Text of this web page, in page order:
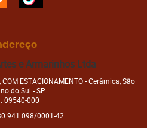
e Armarinhos Ltda
ESTACIONAMENTO-Cerâmica, São
do Sul -SP
09540-000
0001-42